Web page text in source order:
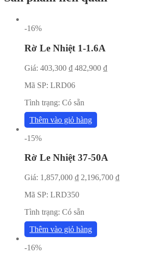
-16%
Rờ Le Nhiệt 1-1.6A
Giá: 403,300 ₫ 482,900 ₫
Mã SP: LRD06
Tình trạng: Có sẵn
Thêm vào giỏ hàng
-15%
Rờ Le Nhiệt 37-50A
Giá: 1,857,000 ₫ 2,196,700 ₫
Mã SP: LRD350
Tình trạng: Có sẵn
Thêm vào giỏ hàng
-16%